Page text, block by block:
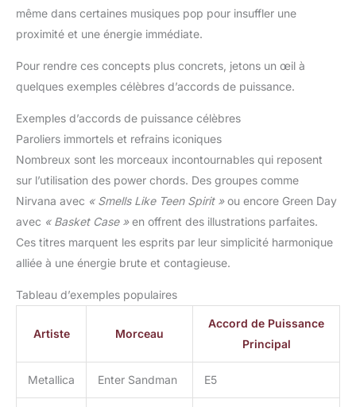
même dans certaines musiques pop pour insuffler une
proximité et une énergie immédiate.
Pour rendre ces concepts plus concrets, jetons un œil à
quelques exemples célèbres d’accords de puissance.
Exemples d’accords de puissance célèbres
Paroliers immortels et refrains iconiques
Nombreux sont les morceaux incontournables qui reposent
sur l’utilisation des power chords. Des groupes comme
Nirvana avec « Smells Like Teen Spirit »ou encore Green Day
avec « Basket Case »en offrent des illustrations parfaites.
Ces titres marquent les esprits par leur simplicité harmonique
alliée à une énergie brute et contagieuse.
Tableau d’exemples populaires
Artiste Morceau
Accord de Puissance
Principal
Metallica Enter Sandman E5